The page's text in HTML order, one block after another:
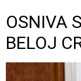
OSNIVA
BELOJ